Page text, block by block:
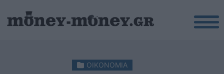
ΟΙΚΟΝΟΜΙΑ